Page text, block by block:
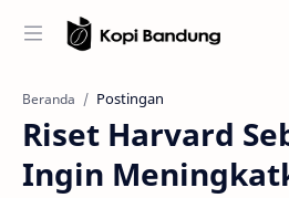
Beranda Postingan
Riset Harvard
Ingin